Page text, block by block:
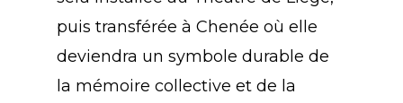
puis transférée à Chenée où elle
deviendra un symbole durable de
la mémoire collective et de la